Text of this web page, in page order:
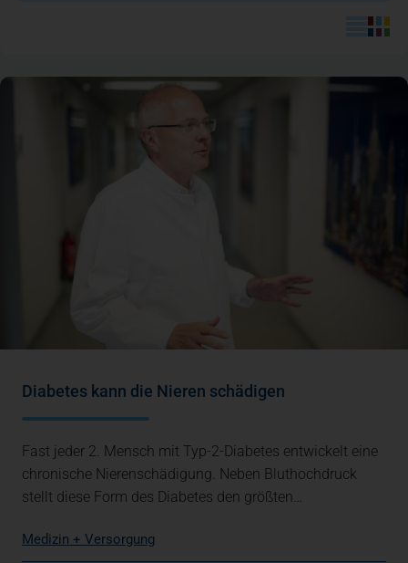
Diabetes kann die Nieren schädigen
Fast jeder 2. Mensch mit Typ-2-Diabetes entwickelt eine
chronische Nierenschädigung. Neben Bluthochdruck
stellt diese Form des Diabetes den größten…
Medizin + Versorgung